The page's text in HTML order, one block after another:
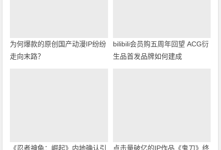
为何爆款的原创国产动漫IP纷纷
走向末路？
bilibili会员购五周年回望 ACG衍
生品首发品牌如何建成
《忍者神龟：崛起》内地确认引
点击量破亿的IP作品《鬼刀》终